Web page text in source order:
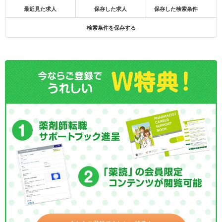
最近見た求人 保存した求人 保存した検索条件
検索条件を保存する